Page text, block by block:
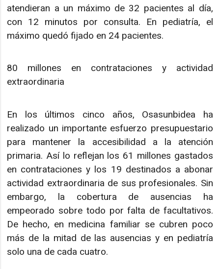
atendieran a un máximo de 32 pacientes al día,
con 12 minutos por consulta. En pediatría, el
máximo quedó fijado en 24 pacientes.
80 millones en contrataciones y actividad
extraordinaria
En los últimos cinco años, Osasunbidea ha
realizado un importante esfuerzo presupuestario
para mantener la accesibilidad a la atención
primaria. Así lo reflejan los 61 millones gastados
en contrataciones y los 19 destinados a abonar
actividad extraordinaria de sus profesionales. Sin
embargo, la cobertura de ausencias ha
empeorado sobre todo por falta de facultativos.
De hecho, en medicina familiar se cubren poco
más de la mitad de las ausencias y en pediatría
solo una de cada cuatro.